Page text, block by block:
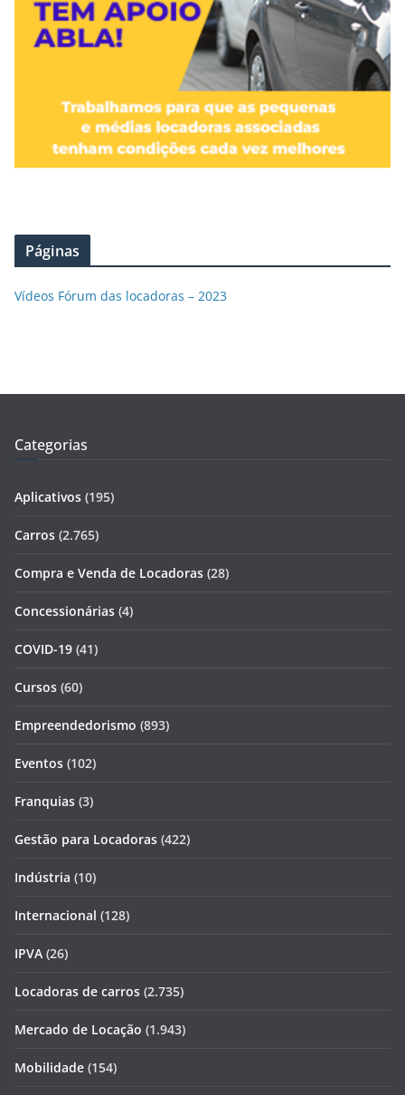
Páginas
Vídeos Fórum das locadoras – 2023
Categorias
Aplicativos (195)
Carros (2.765)
Compra e Venda de Locadoras (28)
Concessionárias (4)
COVID-19 (41)
Cursos (60)
Empreendedorismo (893)
Eventos (102)
Franquias (3)
Gestão para Locadoras (422)
Indústria (10)
Internacional (128)
IPVA (26)
Locadoras de carros (2.735)
Mercado de Locação (1.943)
Mobilidade (154)